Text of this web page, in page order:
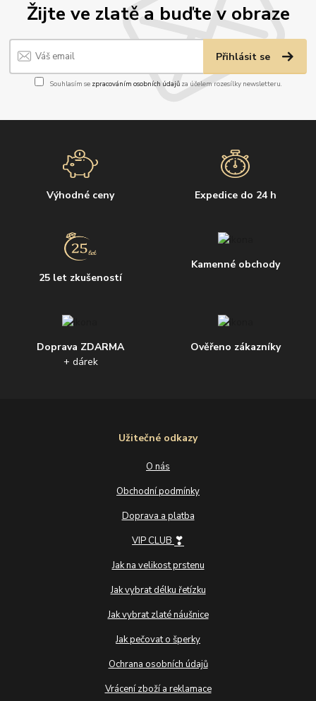
Žijte ve zlatě a buďte v obraze
Přihlásit se
Souhlasím se zpracováním osobních údajůza účelem rozesílky newsletteru.
Výhodné ceny Expedice do 24 h
25 let zkušeností
Kamenné obchody
Doprava ZDARMA
+ dárek
Ověřeno zákazníky
Užitečné odkazy
O nás
Obchodní podmínky
Doprava a platba
VIP CLUB ❣
Jak na velikost prstenu
Jak vybrat délku řetízku
Jak vybrat zlaté náušnice
Jak pečovat o šperky
Ochrana osobních údajů
Vrácení zboží a reklamace